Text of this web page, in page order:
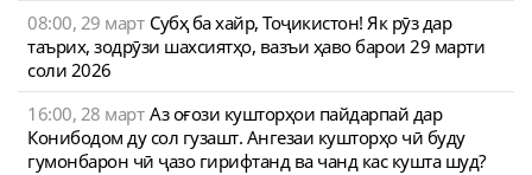
08:00, 29 март Субҳ ба хайр, Тоҷикистон! Як рӯз дар
таърих, зодрӯзи шахсиятҳо, вазъи ҳаво барои 29 марти
соли 2026
16:00, 28 март Аз оғози кушторҳои пайдарпай дар
Конибодом ду сол гузашт. Ангезаи кушторҳо чӣ буду
гумонбарон чӣ ҷазо гирифтанд ва чанд кас кушта шуд?